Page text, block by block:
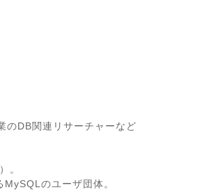
のDB関連リサーチャーなど
。
のユーザ団体。